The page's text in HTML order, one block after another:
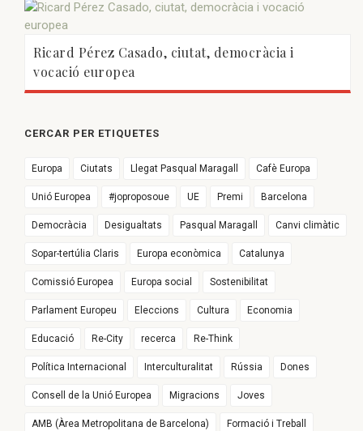
Ricard Pérez Casado, ciutat, democràcia i
vocació europea
CERCAR PER ETIQUETES
Europa Ciutats Llegat Pasqual Maragall Cafè Europa
Unió Europea #joproposoue UE Premi Barcelona
Democràcia Desigualtats Pasqual Maragall Canvi climàtic
Sopar-tertúlia Claris Europa econòmica Catalunya
Comissió Europea Europa social Sostenibilitat
Parlament Europeu Eleccions Cultura Economia
Educació Re-City recerca Re-Think
Política Internacional Interculturalitat Rússia Dones
Consell de la Unió Europea Migracions Joves
AMB (Àrea Metropolitana de Barcelona) Formació i Treball